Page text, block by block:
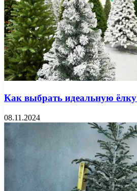
Как выбрать идеальную
08.11.2024